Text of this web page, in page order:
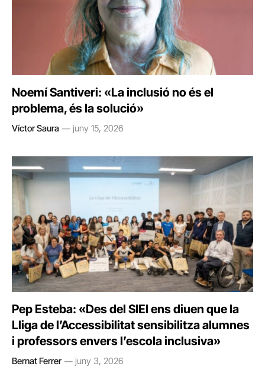
Noemí Santiveri: «La inclusió no és el
problema, és la solució»
Víctor Saura juny 15, 2026
Pep Esteba: «Des del SIEI ens diuen que la
Lliga de l’Accessibilitat sensibilitza alumnes
i professors envers l’escola inclusiva»
Bernat Ferrer juny 3, 2026